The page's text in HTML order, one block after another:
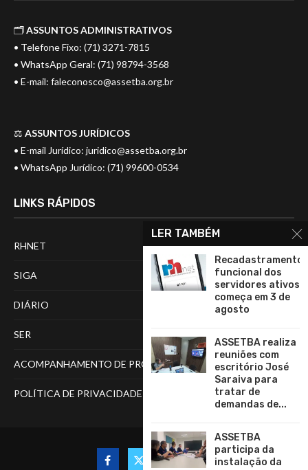
🗂️ASSUNTOS ADMINISTRATIVOS
• Telefone Fixo: (71) 3271-7815
• WhatsApp Geral: (71) 98794-3568
• E-mail: faleconosco@assetba.org.br
⚖️ ASSUNTOS JURÍDICOS
• E-mail Jurídico: juridico@assetba.org.br
• WhatsApp Jurídico: (71) 99600-0534
LINKS RÁPIDOS
RHNET
SIGA
DIÁRIO
SER
ACOMPANHAMENTO DE PROCESSOS
POLÍTICA DE PRIVACIDADE
LER TAMBÉM
Recadastramento
funcional dos
servidores ativos
começa em 3 de
agosto
ASSETBA realiza
reuniões com
escritório José
Saraiva para
tratar de
demandas de...
ASSETBA
participa da
instalação da